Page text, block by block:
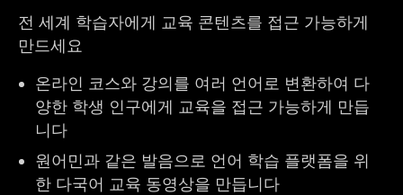
전 세계 학습자에게 교육 콘텐츠를 접근 가능하게
만드세요
온라인 코스와 강의를 여러 언어로 변환하여 다
양한 학생 인구에게 교육을 접근 가능하게 만듭
니다
원어민과 같은 발음으로 언어 학습 플랫폼을 위
한 다국어 교육 동영상을 만듭니다